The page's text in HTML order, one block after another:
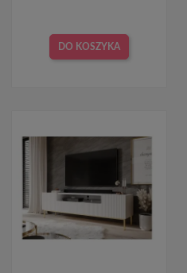
DO KOSZYKA